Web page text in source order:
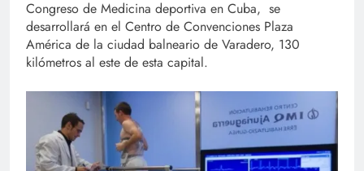
Congreso de Medicina deportiva en Cuba, se
desarrollará en el Centro de Convenciones Plaza
América de la ciudad balneario de Varadero, 130
kilómetros al este de esta capital.